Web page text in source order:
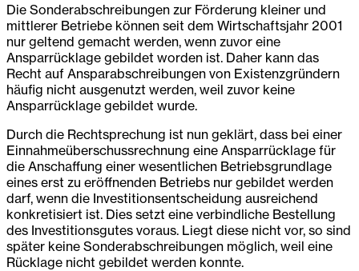
Die Sonderabschreibungen zur Förderung kleiner und
mittlerer Betriebe können seit dem Wirtschaftsjahr 2001
nur geltend gemacht werden, wenn zuvor eine
Ansparrücklage gebildet worden ist. Daher kann das
Recht auf Ansparabschreibungen von Existenzgründern
häufig nicht ausgenutzt werden, weil zuvor keine
Ansparrücklage gebildet wurde.
Durch die Rechtsprechung ist nun geklärt, dass bei einer
Einnahmeüberschussrechnung eine Ansparrücklage für
die Anschaffung einer wesentlichen Betriebsgrundlage
eines erst zu eröffnenden Betriebs nur gebildet werden
darf, wenn die Investitionsentscheidung ausreichend
konkretisiert ist. Dies setzt eine verbindliche Bestellung
des Investitionsgutes voraus. Liegt diese nicht vor, so sind
später keine Sonderabschreibungen möglich, weil eine
Rücklage nicht gebildet werden konnte.